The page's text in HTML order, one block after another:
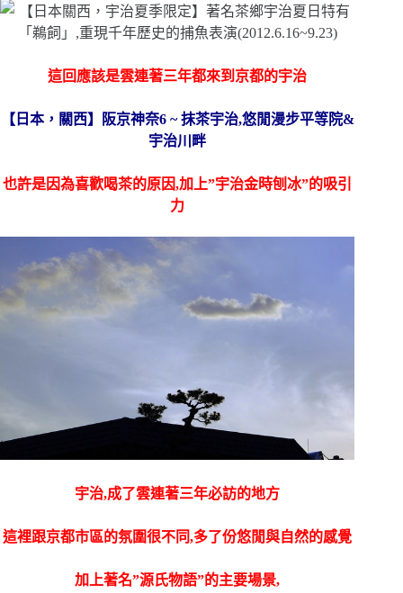
這回應該是雲連著三年都來到京都的宇治
【日本，關西】阪京神奈6 ~ 抹茶宇治,悠閒漫步平等院&
宇治川畔
也許是因為喜歡喝茶的原因,加上”宇治金時刨冰”的吸引
力
宇治,成了雲連著三年必訪的地方
這裡跟京都市區的氛圍很不同,多了份悠閒與自然的感覺
加上著名”源氏物語”的主要場景,